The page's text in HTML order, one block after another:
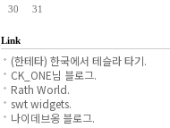
30
31
Link
(한테타) 한국에서 테슬라 타기.
CK_ONE님 블로그.
Rath World.
swt widgets.
나이데브옹 블로그.